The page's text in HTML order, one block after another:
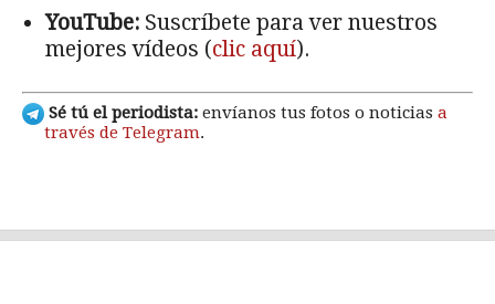
YouTube: Suscríbete para ver nuestros
mejores vídeos (clic aquí).
Sé tú el periodista: envíanos tus fotos o noticias a
través de Telegram.